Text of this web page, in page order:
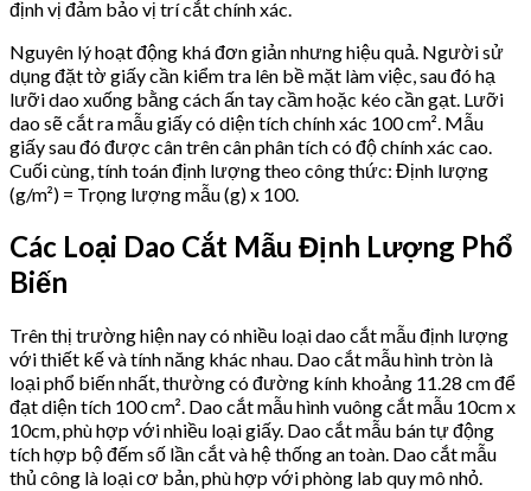
định vị đảm bảo vị trí cắt chính xác.
Nguyên lý hoạt động khá đơn giản nhưng hiệu quả. Người sử
dụng đặt tờ giấy cần kiểm tra lên bề mặt làm việc, sau đó hạ
lưỡi dao xuống bằng cách ấn tay cầm hoặc kéo cần gạt. Lưỡi
dao sẽ cắt ra mẫu giấy có diện tích chính xác 100 cm². Mẫu
giấy sau đó được cân trên cân phân tích có độ chính xác cao.
Cuối cùng, tính toán định lượng theo công thức: Định lượng
(g/m²) = Trọng lượng mẫu (g) x 100.
Các Loại Dao Cắt Mẫu Định Lượng Phổ
Biến
Trên thị trường hiện nay có nhiều loại dao cắt mẫu định lượng
với thiết kế và tính năng khác nhau. Dao cắt mẫu hình tròn là
loại phổ biến nhất, thường có đường kính khoảng 11.28 cm để
đạt diện tích 100 cm². Dao cắt mẫu hình vuông cắt mẫu 10cm x
10cm, phù hợp với nhiều loại giấy. Dao cắt mẫu bán tự động
tích hợp bộ đếm số lần cắt và hệ thống an toàn. Dao cắt mẫu
thủ công là loại cơ bản, phù hợp với phòng lab quy mô nhỏ.